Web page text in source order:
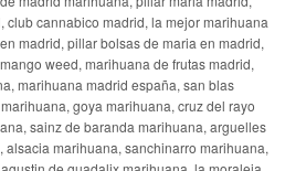
club cannabico madrid, la mejor marihuana
madrid, pillar bolsas de maria en madrid,
weed, marihuana de frutas madrid,
marihuana madrid españa, san blas
goya marihuana, cruz del rayo
sainz de baranda marihuana, arguelles
marihuana, sanchinarro marihuana,